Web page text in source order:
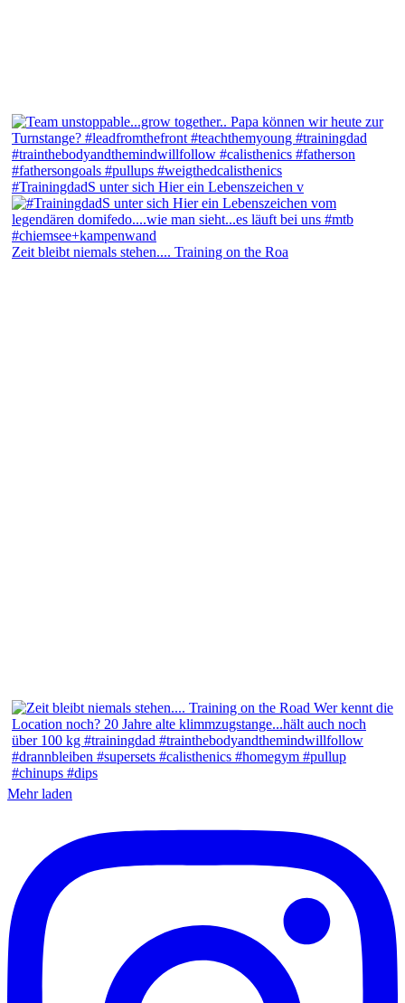
#TrainingdadS unter sich Hier ein Lebenszeichen v
Zeit bleibt niemals stehen.... Training on the Roa
Mehr laden